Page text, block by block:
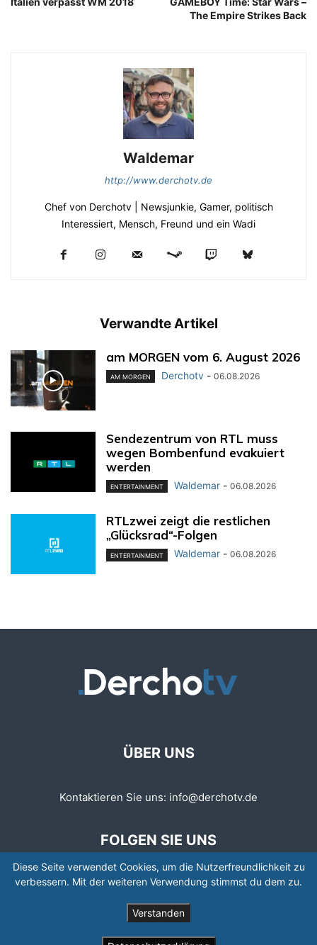
The Empire Strikes Back
Waldemar
http://www.derchotv.de
Chef von Derchotv | Newsjunkie, Gamer, politisch
Interessiert, Mensch, Freund und ein Wadi
Verwandte Artikel
am MORGEN vom 6. August 2026
AM MORGEN Derchotv - 06.08.2026
Sendezentrum von RTL muss
wegen Bombenfund evakuiert
werden
ENTERTAINMENT Waldemar - 06.08.2026
RTLzwei zeigt die restlichen
„Glücksrad“-Folgen
ENTERTAINMENT Waldemar - 06.08.2026
ÜBER UNS
Kontaktieren Sie uns: info@derchotv.de
FOLGEN SIE UNS
Diese Seite verwendet Cookies, um die Nutzerfreundlichkeit zu
verbessern. Mit der weiteren Verwendung stimmst du dem zu.
Verstanden